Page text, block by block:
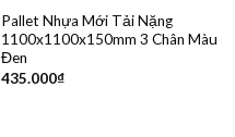
Pallet Nhựa Mới Tải Nặng
1100x1100x150mm 3 Chân Màu
Đen
435.000₫